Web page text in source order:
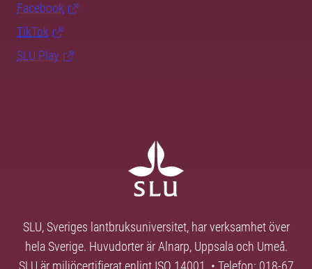
Facebook
TikTok
SLU Play
SLU, Sveriges lantbruksuniversitet, har verksamhet över
hela Sverige. Huvudorter är Alnarp, Uppsala och Umeå.
SLU är miljöcertifierat enligt ISO 14001. • Telefon: 018-67